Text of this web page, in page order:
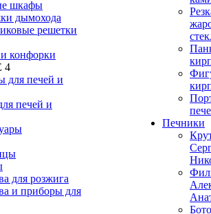
шкафы
дымохода
решетки
конфорки
4
печей и
для розжига
и приборы для
Печники